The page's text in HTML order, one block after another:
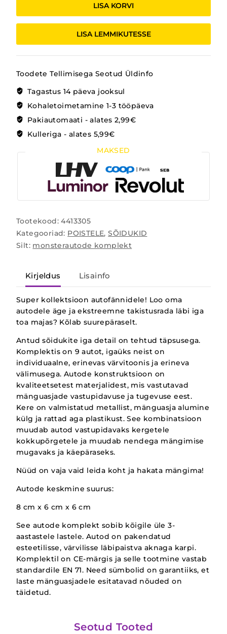
LISA KORVI
LISA LEMMIKUTESSE
Toodete Tellimisega Seotud Üldinfo
Tagastus 14 päeva jooksul
Kohaletoimetamine 1-3 tööpäeva
Pakiautomaati - alates 2,99€
Kulleriga - alates 5,99€
MAKSED
Tootekood:4413305
Kategooriad: POISTELE,SÕIDUKID
Silt: monsterautode komplekt
Kirjeldus Lisainfo
Super kollektsioon autofännidele! Loo oma
autodele äge ja ekstreemne takistusrada läbi iga
toa majas? Kõlab suurepäraselt.
Antud sõidukite iga detail on tehtud täpsusega.
Komplektis on 9 autot, igaüks neist on
individuaalne, erinevas värvitoonis ja erineva
välimusega. Autode konstruktsioon on
kvaliteetsetest materjalidest, mis vastutavad
mänguasjade vastupidavuse ja tugevuse eest.
Kere on valmistatud metallist, mänguasja alumine
külg ja rattad aga plastikust. See kombinatsioon
muudab autod vastupidavaks kergetele
kokkupõrgetele ja muudab nendega mängimise
mugavaks ja käepäraseks.
Nüüd on vaja vaid leida koht ja hakata mängima!
Autode keskmine suurus:
8 cm x 6 cm x 6 cm
See autode komplekt sobib kõigile üle 3-
aastastele lastele. Autod on pakendatud
esteetilisse, värvilisse läbipaistva aknaga karpi.
Komplektil on CE-märgis ja selle tootmine vastab
standardile EN 71. Need sümbolid on garantiiks, et
laste mänguasjadele esitatavad nõuded on
täidetud.
Seotud Tooted